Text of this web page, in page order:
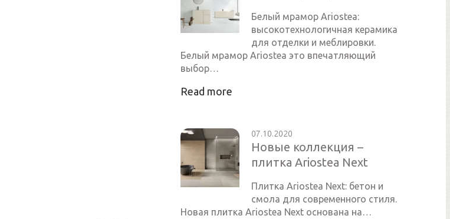
Белый мрамор Ariostea:
высокотехнологичная керамика
для отделки и меблировки.
Белый мрамор Ariostea это впечатляющий
выбор…
Read more
07.10.2020
Новые коллекция –
плитка Ariostea Next
Плитка Ariostea Next: бетон и
смола для современного стиля.
Новая плитка Ariostea Next основана на…